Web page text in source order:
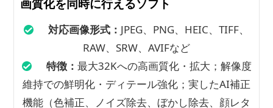
画質化を同時に行えるソフト
対応画像形式： JPEG、PNG、HEIC、TIFF、
RAW、SRW、AVIFなど
特徴： 最大32Kへの高画質化・拡大；解像度
維持での鮮明化・ディテール強化；実したAI補正
機能（色補正、ノイズ除去、ぼかし除去、顔レタ